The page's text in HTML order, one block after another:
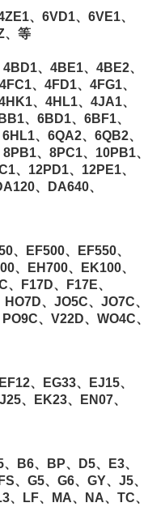
、6VD1、6VE1、
、等
、4BE1、4BE2、
、4FD1、4FG1、
、4HL1、4JA1、
、6BD1、6BF1、
、6QA2、6QB2、
、8PC1、10PB1、
、12PD1、12PE1、
、DA640、
、EF500、EF550、
、EH700、EK100、
F17D、F17E、
、JO5C、JO7C、
、V22D、WO4C、
、EG33、EJ15、
、EK23、EN07、
B6、BP、D5、E3、
、G5、G6、GY、J5、
LF、MA、NA、TC、